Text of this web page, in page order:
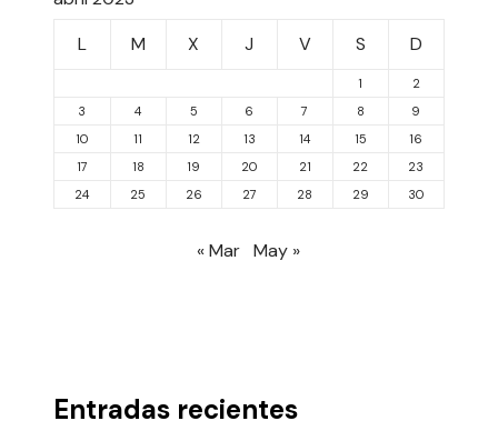
L
M X J V S D
1
2
3
4 5 6 7 8
9
10
11 12 13 14 15
16
17
18 19 20 21 22
23
24
25 26 27 28 29 30
« Mar May »
Entradas recientes